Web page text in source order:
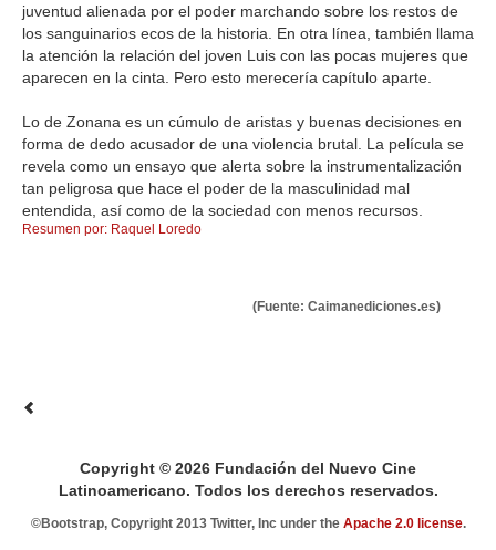
juventud alienada por el poder marchando sobre los restos de
los sanguinarios ecos de la historia. En otra línea, también llama
la atención la relación del joven Luis con las pocas mujeres que
aparecen en la cinta. Pero esto merecería capítulo aparte.
Lo de Zonana es un cúmulo de aristas y buenas decisiones en
forma de dedo acusador de una violencia brutal. La película se
revela como un ensayo que alerta sobre la instrumentalización
tan peligrosa que hace el poder de la masculinidad mal
entendida, así como de la sociedad con menos recursos.
Resumen por: Raquel Loredo
(Fuente: Caimanediciones.es)
Copyright © 2026 Fundación del Nuevo Cine
Latinoamericano. Todos los derechos reservados.
©Bootstrap, Copyright 2013 Twitter, Inc under the Apache 2.0 license.